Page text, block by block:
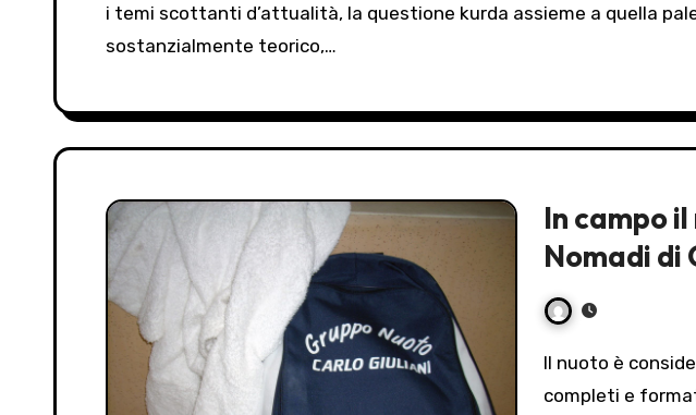
i temi scottanti d’attualità, la questione kurda assieme a quella
sostanzialmente teorico,…
In campo
Nomadi di
Il nuoto è considerato uno sport tra i più
completi e